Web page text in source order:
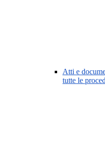
Atti e
tutte le